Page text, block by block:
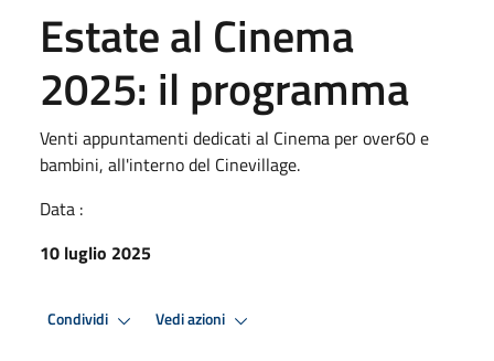
Estate al Cinema
2025: il programma
Venti appuntamenti dedicati al Cinema per over60 e
bambini, all'interno del Cinevillage.
Data :
10 luglio 2025
Condividi Vedi azioni